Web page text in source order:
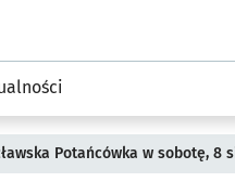
Potańcówka w sobotę, 8